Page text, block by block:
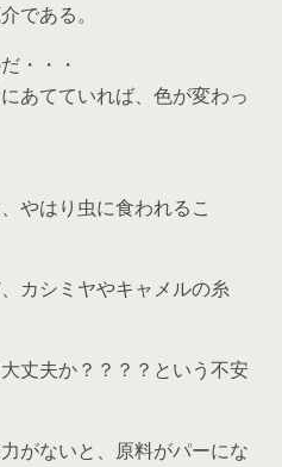
である。
・・・
あてていれば、色が変わっ
やはり虫に食われるこ
カシミヤやキャメルの糸
丈夫か？？？？という不安
がないと、原料がパーにな